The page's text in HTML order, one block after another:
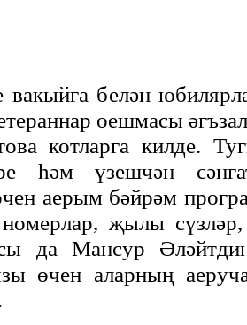
вакыйга белән
оешмасы
котларга килде.
һәм үзешчән
аерым бәйрәм
җылы
да Мансур
өчен аларның